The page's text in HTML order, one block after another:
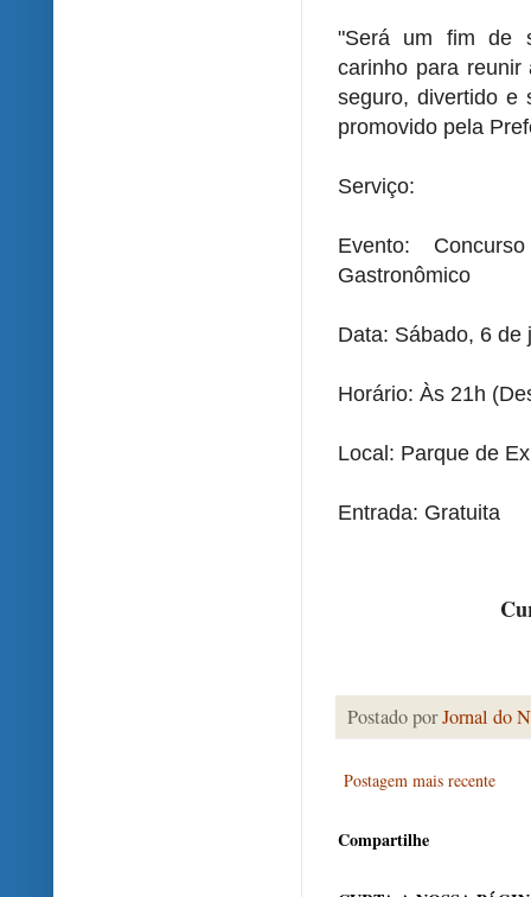
"Será um fim de
carinho para
seguro, divertido e
promovido pela
Serviço:
Evento:
Gastronômico
Data: Sábado, 6 de
Horário: Às 21h
Local: Parque de
Entrada: Gratuita
Postado porJornal do
Postagem mais recente
Compartilhe